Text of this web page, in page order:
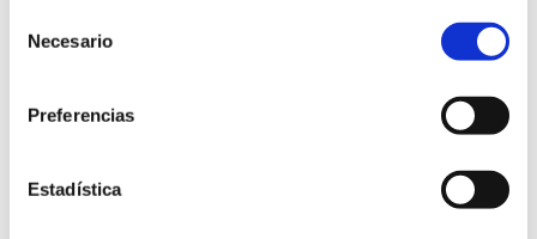
Necesario
Preferencias
Estadística